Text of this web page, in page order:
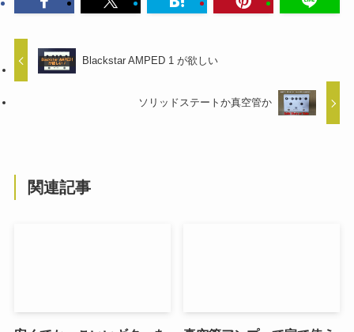
Blackstar AMPED 1 が欲しい
ソリッドステートか真空管か
関連記事